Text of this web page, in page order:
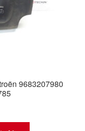
9683207980